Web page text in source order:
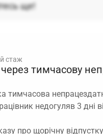
ще!
стаж
тимчасову
недогуляв 3 дні
про щорічну